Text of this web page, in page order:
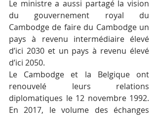
Le ministre a aussi partagé la vision
du gouvernement royal du
Cambodge de faire du Cambodge un
pays à revenu intermédiaire élevé
d’ici 2030 et un pays à revenu élevé
d’ici 2050.
Le Cambodge et la Belgique ont
renouvelé leurs relations
diplomatiques le 12 novembre 1992.
En 2017, le volume des échanges